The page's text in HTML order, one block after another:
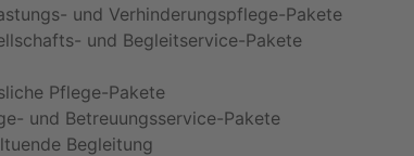
und Verhinderungspflege-Pakete
und Begleitservice-Pakete
Pflege-Pakete
und Betreuungsservice-Pakete
Begleitung